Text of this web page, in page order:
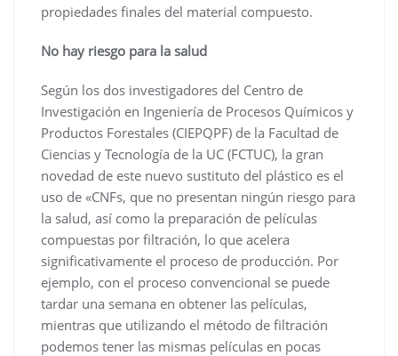
propiedades finales del material compuesto.
No hay riesgo para la salud
Según los dos investigadores del Centro de
Investigación en Ingeniería de Procesos Químicos y
Productos Forestales (CIEPQPF) de la Facultad de
Ciencias y Tecnología de la UC (FCTUC), la gran
novedad de este nuevo sustituto del plástico es el
uso de «CNFs, que no presentan ningún riesgo para
la salud, así como la preparación de películas
compuestas por filtración, lo que acelera
significativamente el proceso de producción. Por
ejemplo, con el proceso convencional se puede
tardar una semana en obtener las películas,
mientras que utilizando el método de filtración
podemos tener las mismas películas en pocas